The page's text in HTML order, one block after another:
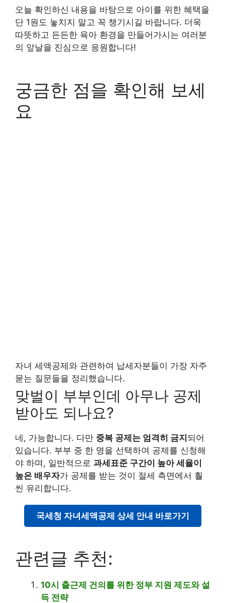
오늘 확인하신 내용을 바탕으로 아이를 위한 혜택을
단 1원도 놓치지 말고 꼭 챙기시길 바랍니다. 더욱
따뜻하고 든든한 육아 환경을 만들어가시는 여러분
의 앞날을 진심으로 응원합니다!
궁금한 점을 확인해 보세
요
자녀 세액공제와 관련하여 납세자분들이 가장 자주
묻는 질문들을 정리했습니다.
맞벌이 부부인데 아무나 공제
받아도 되나요?
네, 가능합니다. 다만 중복 공제는 엄격히 금지되어
있습니다. 부부 중 한 명을 선택하여 공제를 신청해
야 하며, 일반적으로 과세표준 구간이 높아 세율이
높은 배우자가 공제를 받는 것이 절세 측면에서 훨
씬 유리합니다.
국세청 자녀세액공제 상세 안내 바로가기
관련글 추천:
10시 출근제 건의를 위한 정부 지원 제도와 설
득 전략